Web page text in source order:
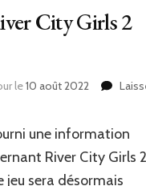
City Girls 2
le10 août 2022
une information
River City Girls
jeu sera désormais